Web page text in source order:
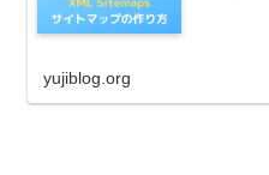
yujiblog.org